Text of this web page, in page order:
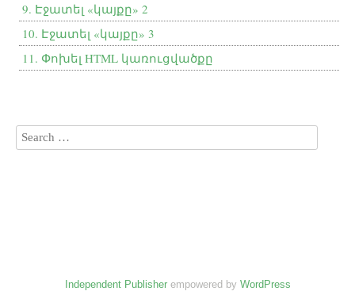
9. Էջատել «կայքը» 2
10. Էջատել «կայքը» 3
11. Փոխել HTML կառուցվածքը
Independent Publisherempowered by WordPress